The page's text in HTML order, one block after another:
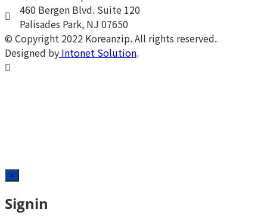
460 Bergen Blvd. Suite 120
Palisades Park, NJ 07650
© Copyright 2022 Koreanzip. All rights reserved.
Designed by Intonet Solution.
×
Signin